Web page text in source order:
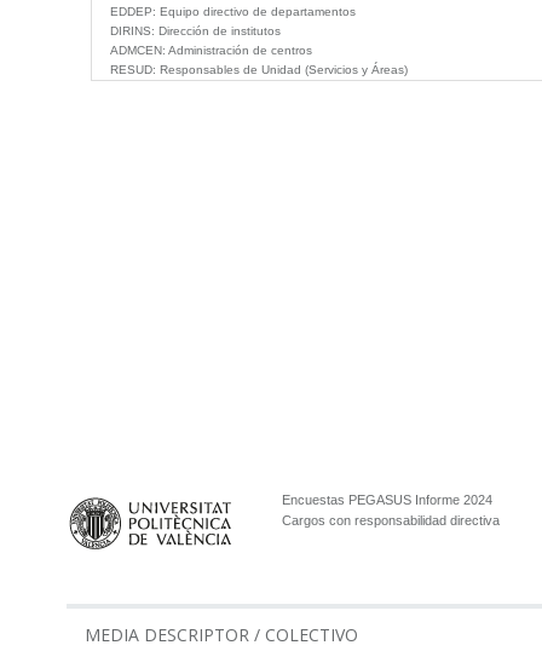
EDDEP: Equipo directivo de departamentos
DIRINS: Dirección de institutos
ADMCEN: Administración de centros
RESUD: Responsables de Unidad (Servicios y Áreas)
Encuestas PEGASUS Informe 2024
Cargos con responsabilidad directiva
MEDIA DESCRIPTOR / COLECTIVO